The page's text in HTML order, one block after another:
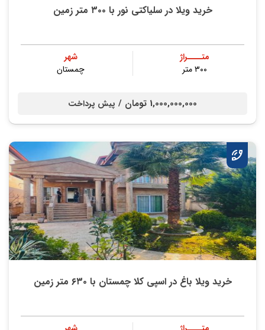
خرید ویلا در سلیاکتی نور با ۳۰۰ متر زمین
متــــراژ
۳۰۰ متر
شهر
چمستان
1,000,000,000 تومان / پیش پرداخت
خرید ویلا باغ در اسپی کلا چمستان با ۶۳۰ متر زمین